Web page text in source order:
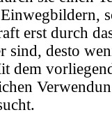
erst durch
sind, desto
dem